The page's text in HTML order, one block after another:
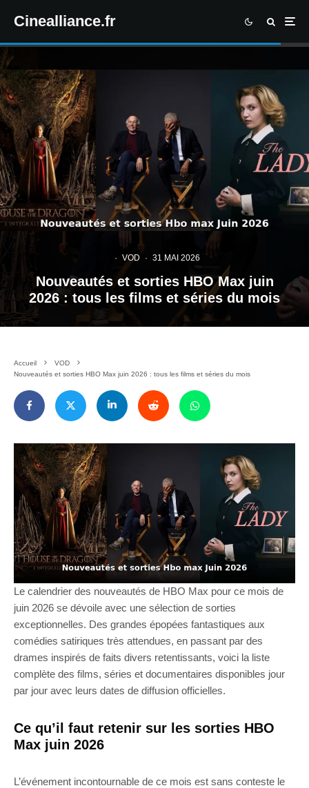
Cinealliance.fr
· VOD · 31 MAI 2026
Nouveautés et sorties HBO Max juin
2026 : tous les films et séries du mois
Accueil
VOD
Nouveautés et sorties HBO Max juin 2026 : tous les films et séries du mois
Le calendrier des nouveautés de HBO Max pour ce mois de
juin 2026 se dévoile avec une sélection de sorties
exceptionnelles. Des grandes épopées fantastiques aux
comédies satiriques très attendues, en passant par des
drames inspirés de faits divers retentissants, voici la liste
complète des films, séries et documentaires disponibles jour
par jour avec leurs dates de diffusion officielles.
Ce qu’il faut retenir sur les sorties HBO
Max juin 2026
L’événement incontournable de ce mois est sans conteste le